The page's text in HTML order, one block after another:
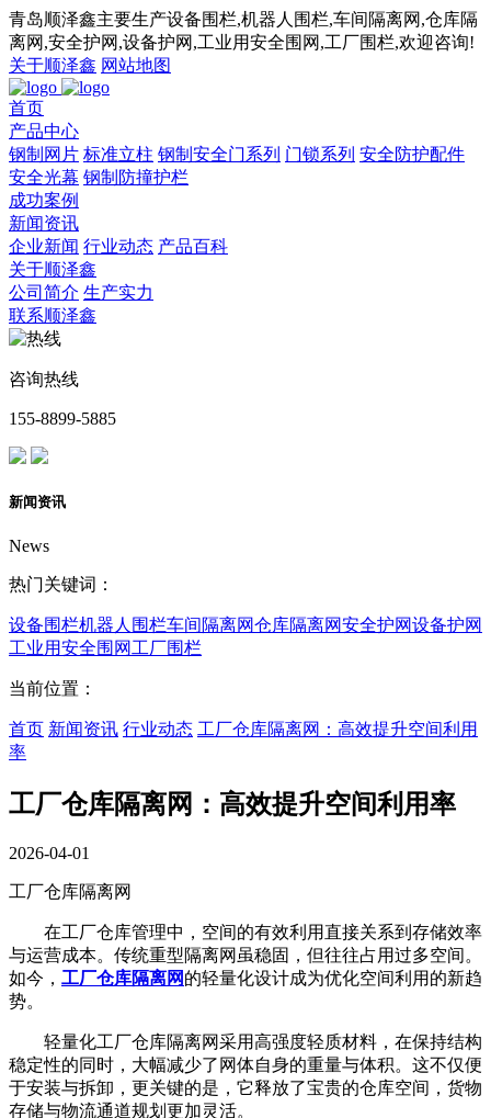
青岛顺泽鑫主要生产设备围栏,机器人围栏,车间隔离网,仓库隔
离网,安全护网,设备护网,工业用安全围网,工厂围栏,欢迎咨询!
关于顺泽鑫 网站地图
首页
产品中心
钢制网片 标准立柱 钢制安全门系列 门锁系列 安全防护配件
安全光幕 钢制防撞护栏
成功案例
新闻资讯
企业新闻 行业动态 产品百科
关于顺泽鑫
公司简介 生产实力
联系顺泽鑫
咨询热线
155-8899-5885
新闻资讯
News
热门关键词：
设备围栏机器人围栏车间隔离网仓库隔离网安全护网设备护网
工业用安全围网 工厂围栏
当前位置：
首页 新闻资讯 行业动态 工厂仓库隔离网：高效提升空间利用
率
工厂仓库隔离网：高效提升空间利用率
2026-04-01
工厂仓库隔离网
在工厂仓库管理中，空间的有效利用直接关系到存储效率
与运营成本。传统重型隔离网虽稳固，但往往占用过多空间。
如今， 工厂仓库隔离网的轻量化设计成为优化空间利用的新趋
势。
轻量化工厂仓库隔离网采用高强度轻质材料，在保持结构
稳定性的同时，大幅减少了网体自身的重量与体积。这不仅便
于安装与拆卸，更关键的是，它释放了宝贵的仓库空间，货物
存储与物流通道规划更加灵活。